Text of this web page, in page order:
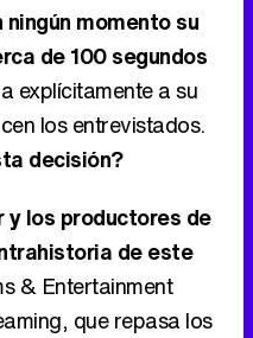
momento su
de 100 segundos
explícitamente a su
los entrevistados.
decisión?
y los productores de
de este
& Entertainment
que repasa los